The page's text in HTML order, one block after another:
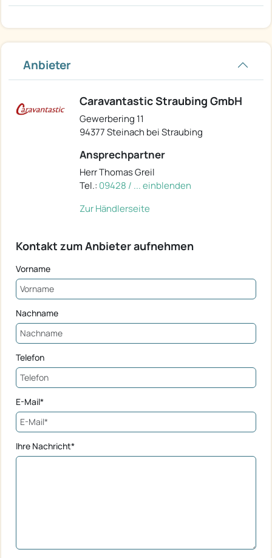
Anbieter
Caravantastic Straubing GmbH
Gewerbering 11
94377 Steinach bei Straubing
Ansprechpartner
Herr Thomas Greil
Tel.: 09428 / ... einblenden
Zur Händlerseite
Kontakt zum Anbieter aufnehmen
Vorname
Nachname
Telefon
E-Mail*
Ihre Nachricht*